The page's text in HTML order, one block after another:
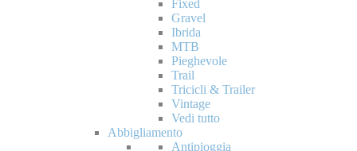
Fixed
Gravel
Ibrida
MTB
Pieghevole
Trail
Tricicli & Trailer
Vintage
Vedi tutto
Abbigliamento
Antipioggia